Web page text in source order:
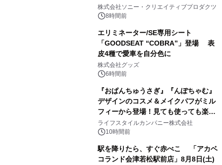
株式会社ソニー・クリエイティブプロダクツ
8時間前
エリミネーター/SE専用シート
「GOODSEAT “COBRA”」登場 表
皮4種で愛車を自分色に
株式会社グッズ
6時間前
『おぱんちゅうさぎ』『んぽちゃむ』
デザインのコスメ＆メイクパフがミル
フィーから登場！見ても使っても楽し
い、ポップでキュートなコレクショ
ン。
ライフスタイルカンパニー株式会社
10時間前
駅を降りたら、すぐ赤べこ 「アカベ
コランド会津若松駅前店」8月8日(土)